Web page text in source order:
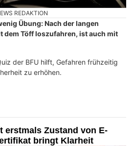
REDAKTION
Übung: Nach der langen
dem Töff loszufahren, ist auch mit
der BFU hilft, Gefahren frühzeitig
zu erhöhen.
erstmals Zustand von E-
bringt Klarheit